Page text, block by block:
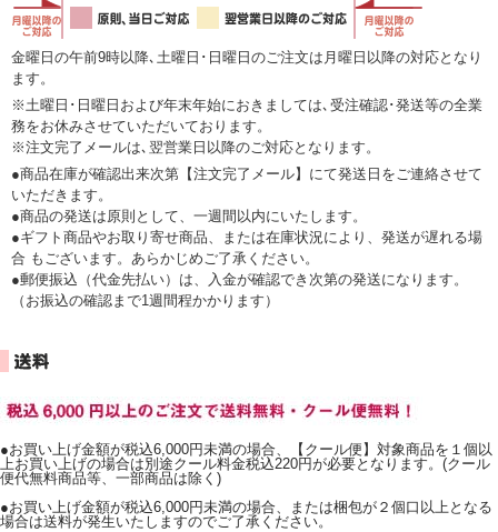
金曜日の午前9時以降､土曜日･日曜日のご注文は月曜日以降の対応となり
ます。
※土曜日･日曜日および年末年始におきましては､受注確認･発送等の全業
務をお休みさせていただいております。
※注文完了メールは､翌営業日以降のご対応となります。
●商品在庫が確認出来次第【注文完了メール】にて発送日をご連絡させて
いただきます。
●商品の発送は原則として、一週間以内にいたします。
●ギフト商品やお取り寄せ商品、または在庫状況により、発送が遅れる場
合 もございます。あらかじめご了承ください。
●郵便振込（代金先払い）は、入金が確認でき次第の発送になります。
（お振込の確認まで1週間程かかります）
●お買い上げ金額が税込6,000円未満の場合、【クール便】対象商品を１個以
上お買い上げの場合は別途クール料金税込220円が必要となります。(クール
便代無料商品等、一部商品は除く)
●お買い上げ金額が税込6,000円未満の場合、または梱包が２個口以上となる
場合は送料が発生いたしますのでご了承ください。